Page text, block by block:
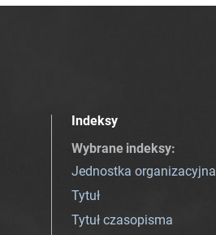
Indeksy
Wybrane indeksy:
Jednostka organizacyjna
Tytuł
Tytuł czasopisma